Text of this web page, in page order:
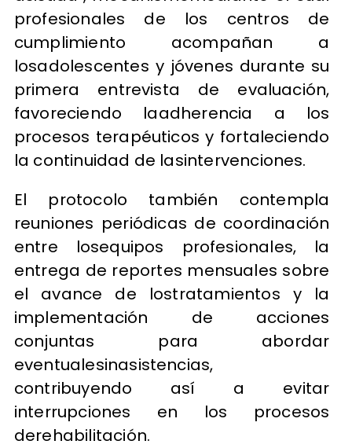
profesionales de los centros de
cumplimiento acompañan a
losadolescentes y jóvenes durante su
primera entrevista de evaluación,
favoreciendo laadherencia a los
procesos terapéuticos y fortaleciendo
la continuidad de lasintervenciones.
El protocolo también contempla
reuniones periódicas de coordinación
entre losequipos profesionales, la
entrega de reportes mensuales sobre
el avance de lostratamientos y la
implementación de acciones
conjuntas para abordar
eventualesinasistencias,
contribuyendo así a evitar
interrupciones en los procesos
derehabilitación.